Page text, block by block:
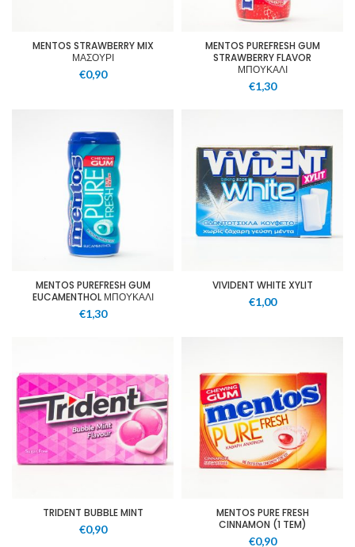
MENTOS STRAWBERRY MIX
ΜΑΣΟΥΡΙ
€0,90
MENTOS PUREFRESH GUM
STRAWBERRY FLAVOR
ΜΠΟΥΚΑΛΙ
€1,30
MENTOS PUREFRESH GUM
EUCAMENTHOL ΜΠΟΥΚΑΛΙ
€1,30
VIVIDENT WHITE XYLIT
€1,00
TRIDENT BUBBLE MINT
€0,90
MENTOS PURE FRESH
CINNAMON (1 TEM)
€0,90